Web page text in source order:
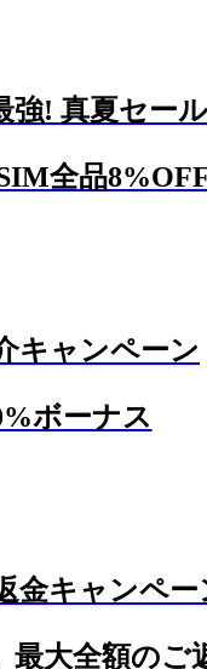
強! 真夏セール
全品
キャンペーン
ボーナス
金キャンペー
最大全額のご